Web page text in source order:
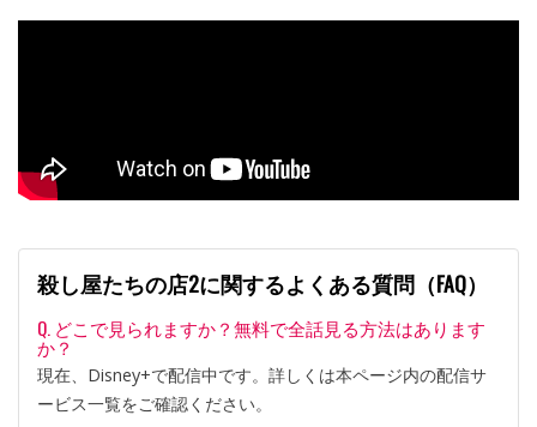
殺し屋たちの店2に関するよくある質問（FAQ）
Q. どこで見られますか？無料で全話見る方法はあります
か？
現在、Disney+で配信中です。詳しくは本ページ内の配信サ
ービス一覧をご確認ください。